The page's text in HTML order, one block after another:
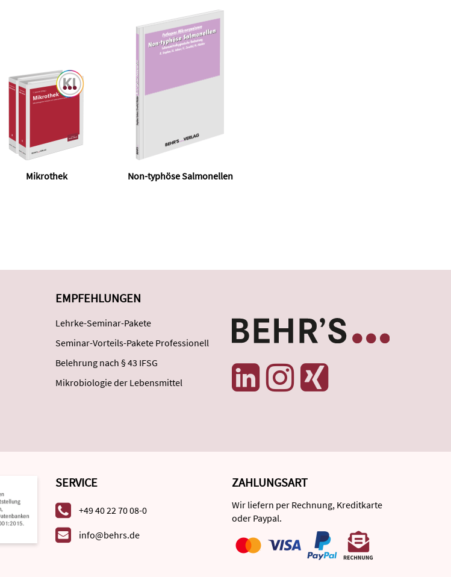
Mikrothek Non-typhöse Salmonellen
EMPFEHLUNGEN
Lehrke-Seminar-Pakete
Seminar-Vorteils-Pakete Professionell
Belehrung nach § 43 IFSG
Mikrobiologie der Lebensmittel
SERVICE
+49 40 22 70 08-0
info@behrs.de
ZAHLUNGSART
Wir liefern per Rechnung, Kreditkarte
oder Paypal.